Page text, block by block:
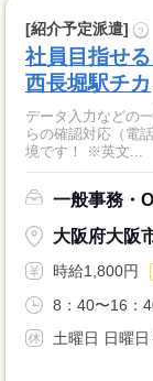
[紹介予定派遣] ?
社員目指せ
西長堀駅チカ
データ入力などの一般事務 ◆専用システムへの
らの確認対応（電
境です！ ※英文...
一般事務・
大阪府大阪
時給1,800円
8：40〜16：
土曜日 日曜日